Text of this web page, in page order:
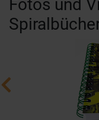
Fotos und